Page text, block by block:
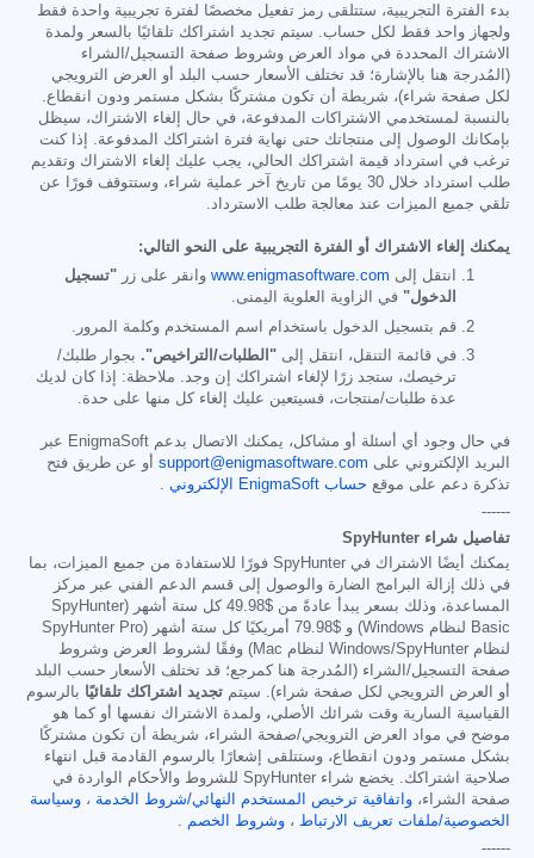
بدء الفترة التجريبية، ستتلقى رمز تفعيل مخصصًا لفترة تجريبية واحدة فقط
ولجهاز واحد فقط لكل حساب. سيتم تجديد اشتراكك تلقائيًا بالسعر ولمدة
الاشتراك المحددة في مواد العرض وشروط صفحة التسجيل/الشراء
(المُدرجة هنا بالإشارة؛ قد تختلف الأسعار حسب البلد أو العرض الترويجي
لكل صفحة شراء)، شريطة أن تكون مشتركًا بشكل مستمر ودون انقطاع.
بالنسبة لمستخدمي الاشتراكات المدفوعة، في حال إلغاء الاشتراك، سيظل
بإمكانك الوصول إلى منتجاتك حتى نهاية فترة اشتراكك المدفوعة. إذا كنت
ترغب في استرداد قيمة اشتراكك الحالي، يجب عليك إلغاء الاشتراك وتقديم
طلب استرداد خلال 30 يومًا من تاريخ آخر عملية شراء، وستتوقف فورًا عن
تلقي جميع الميزات عند معالجة طلب الاسترداد.
يمكنك إلغاء الاشتراك أو الفترة التجريبية على النحو التالي:
انتقل إلى www.enigmasoftware.com وانقر على زر "تسجيل
الدخول" في الزاوية العلوية اليمنى.
قم بتسجيل الدخول باستخدام اسم المستخدم وكلمة المرور.
في قائمة التنقل، انتقل إلى "الطلبات/التراخيص". بجوار طلبك/
ترخيصك، ستجد زرًا لإلغاء اشتراكك إن وجد. ملاحظة: إذا كان لديك
عدة طلبات/منتجات، فسيتعين عليك إلغاء كل منها على حدة.
في حال وجود أي أسئلة أو مشاكل، يمكنك الاتصال بدعم EnigmaSoft عبر
البريد الإلكتروني على support@enigmasoftware.com أو عن طريق فتح
تذكرة دعم على موقع حساب EnigmaSoft الإلكتروني
.
------
تفاصيل شراء SpyHunter
يمكنك أيضًا الاشتراك في SpyHunter فورًا للاستفادة من جميع الميزات، بما
في ذلك إزالة البرامج الضارة والوصول إلى قسم الدعم الفني عبر مركز
المساعدة، وذلك بسعر يبدأ عادةً من $49.98
كل ستة أشهر (SpyHunter
Basic لنظام Windows) و
$79.98
أمريكيًا كل ستة أشهر (SpyHunter Pro
لنظام Windows/SpyHunter لنظام Mac) وفقًا لشروط العرض وشروط
صفحة التسجيل/الشراء (المُدرجة هنا كمرجع؛ قد تختلف الأسعار حسب البلد
أو العرض الترويجي لكل صفحة شراء). سيتم تجديد اشتراكك تلقائيًا بالرسوم
القياسية السارية وقت شرائك الأصلي، ولمدة الاشتراك نفسها أو كما هو
موضح في مواد العرض الترويجي/صفحة الشراء، شريطة أن تكون مشتركًا
بشكل مستمر ودون انقطاع، وستتلقى إشعارًا بالرسوم القادمة قبل انتهاء
صلاحية اشتراكك. يخضع شراء SpyHunter للشروط والأحكام الواردة في
صفحة الشراء، واتفاقية ترخيص المستخدم النهائي/شروط الخدمة ، وسياسة
الخصوصية/ملفات تعريف الارتباط ، وشروط الخصم .
------